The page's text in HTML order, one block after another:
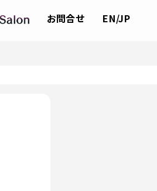
お問合せ EN/JP